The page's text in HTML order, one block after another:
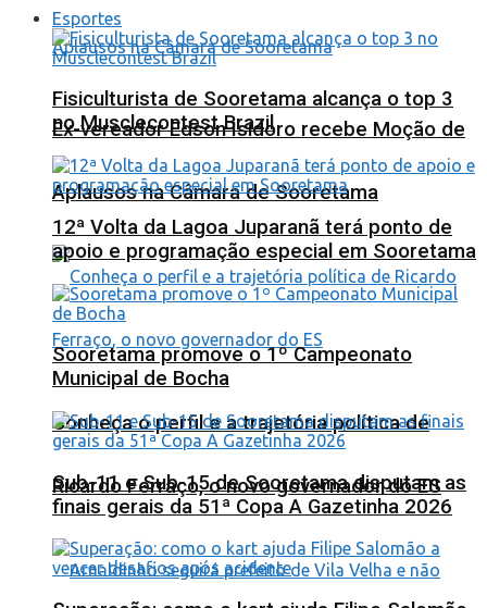
Ex-vereador Edson Isidoro recebe Moção de
Aplausos na Câmara de Sooretama
Conheça o perfil e a trajetória política de
Ricardo Ferraço, o novo governador do ES
Esportes
Fisiculturista de Sooretama alcança o top 3
no Musclecontest Brazil
12ª Volta da Lagoa Juparanã terá ponto de
apoio e programação especial em Sooretama
Sooretama promove o 1º Campeonato
Municipal de Bocha
Sub-11 e Sub-15 de Sooretama disputam as
finais gerais da 51ª Copa A Gazetinha 2026